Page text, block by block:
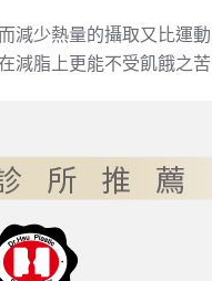
減少熱量的攝取又比運
減脂上更能不受飢餓之